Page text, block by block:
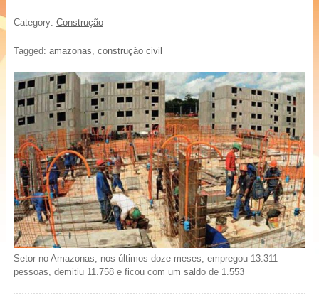
Category: Construção
Tagged: amazonas, construção civil
Setor no Amazonas, nos últimos doze meses, empregou 13.311
pessoas, demitiu 11.758 e ficou com um saldo de 1.553